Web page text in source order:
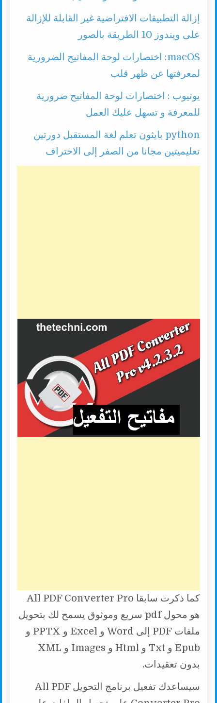
إزالة التطبيقات الافتراضية غير القابلة للإزالة
على ويندوز 10 الطريقة بالصور
macOS: اختصارات لوحة المفاتيح الضرورية
لمعرفتها عن ظهر قلب
يوتيوب : اختصارات لوحة المفاتيح ضرورية
للمعرفة و تسهل عليك العمل
python بايثون تعلم لغة المستقبل دورتين
تعليميتين مجانا من الصفر إلى الاحتراف
كما ذكرت سابقا All PDF Converter Pro
هو محول pdf سريع وموثوق يسمح لك بتحويل
ملفات PDF إلى Word و Excel و PPTX و
Epub و Txt و Html و Images و XML
بدون تعقيدات.
سيساعدك تفعيل برنامج التحويل All PDF